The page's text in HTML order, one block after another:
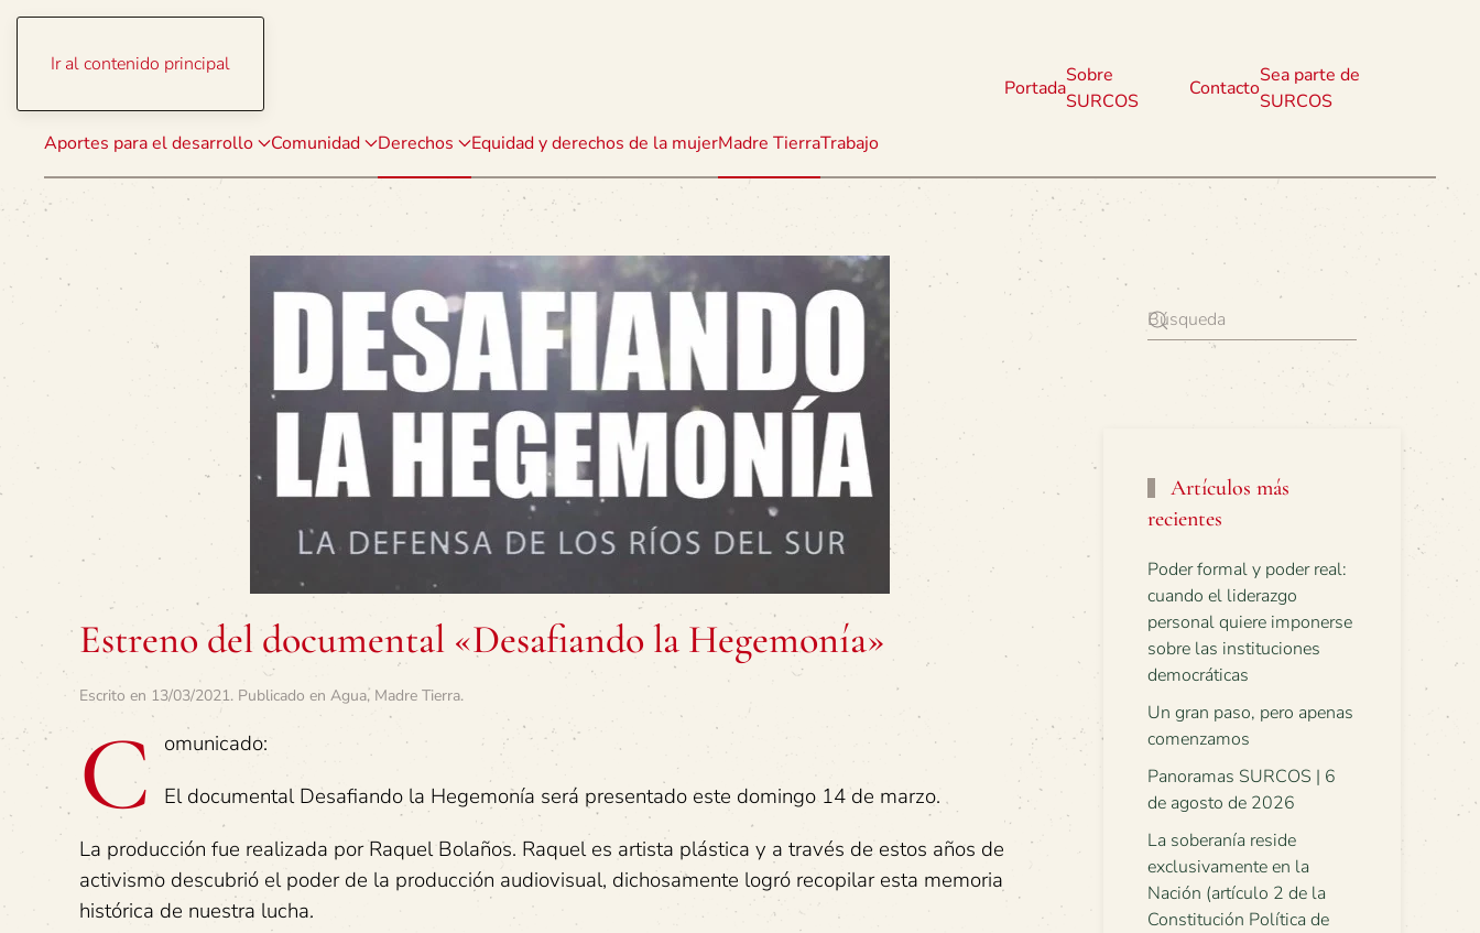
Ir al contenido principal
Aportes para el desarrollo Comunidad Derechos Equidad y derechos de la mujerMadre TierraTrabajo
Portada
Sobre
SURCOS
Contacto
Sea parte de
SURCOS
Estreno del documental «Desafiando la Hegemonía»
Escrito en 13/03/2021. Publicado en Agua, Madre Tierra.
C omunicado:
El documental Desafiando la Hegemonía será presentado este domingo 14 de marzo.
La producción fue realizada por Raquel Bolaños. Raquel es artista plástica y a través de estos años de
activismo descubrió el poder de la producción audiovisual, dichosamente logró recopilar esta memoria
histórica de nuestra lucha.
Artículos más
recientes
Poder formal y poder real:
cuando el liderazgo
personal quiere imponerse
sobre las instituciones
democráticas
Un gran paso, pero apenas
comenzamos
Panoramas SURCOS | 6
de agosto de 2026
La soberanía reside
exclusivamente en la
Nación (artículo 2 de la
Constitución Política de